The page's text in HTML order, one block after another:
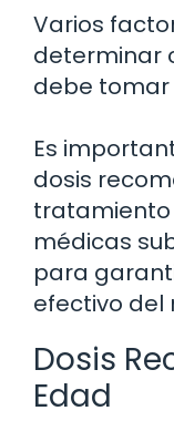
Varios
determinar
debe tomar
Es
dosis
tratamiento
médicas
para
efectivo del
Dosis
Edad